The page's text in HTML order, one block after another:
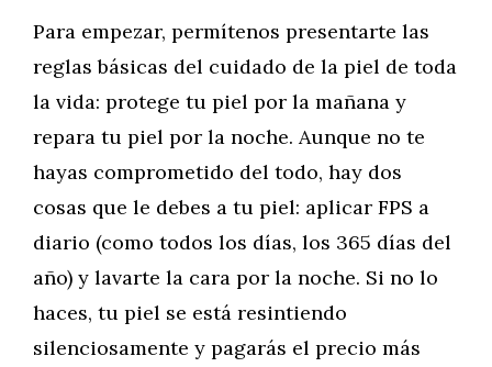
Para empezar, permítenos presentarte las
reglas básicas del cuidado de la piel de toda
la vida: protege tu piel por la mañana y
repara tu piel por la noche. Aunque no te
hayas comprometido del todo, hay dos
cosas que le debes a tu piel: aplicar FPS a
diario (como todos los días, los 365 días del
año) y lavarte la cara por la noche. Si no lo
haces, tu piel se está resintiendo
silenciosamente y pagarás el precio más